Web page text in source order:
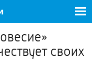
своих